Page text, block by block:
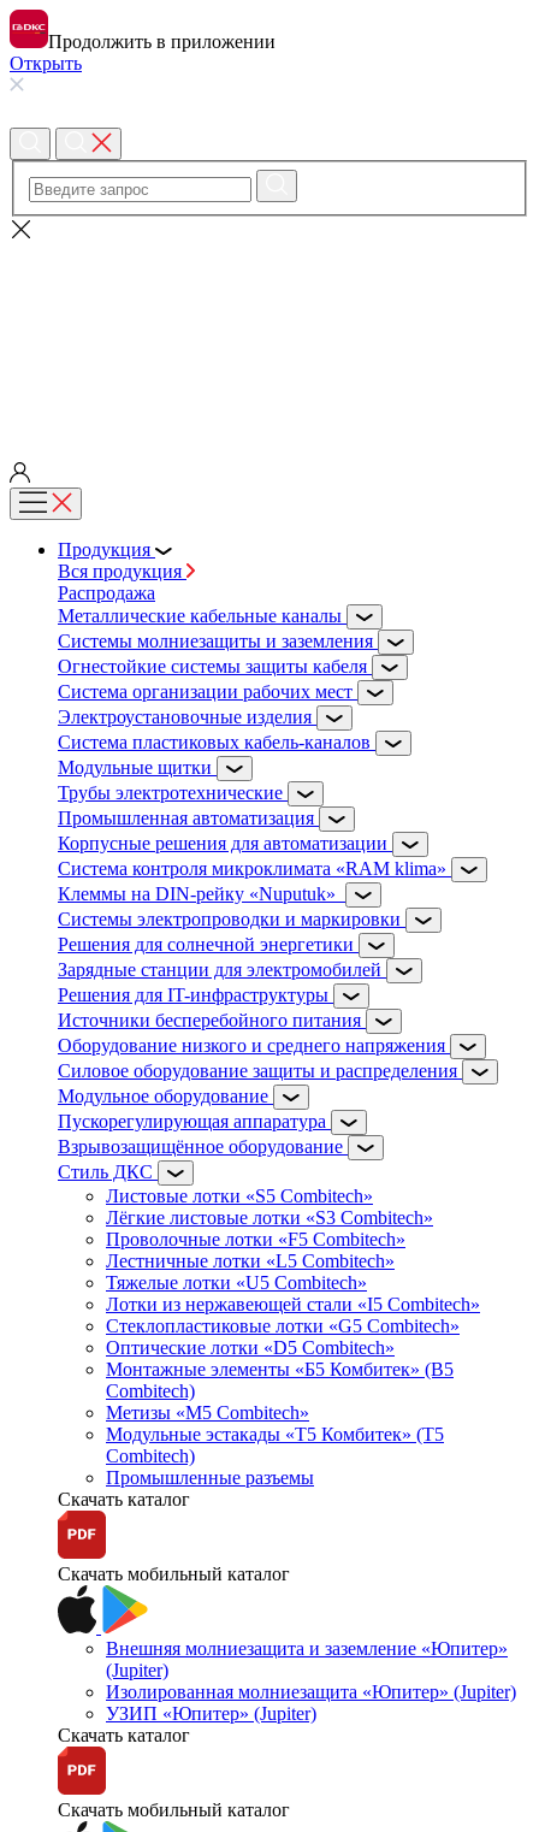
Продолжить в приложении
Открыть
Продукция
Вся продукция
Распродажа
Металлические кабельные каналы
Системы молниезащиты и заземления
Огнестойкие системы защиты кабеля
Система организации рабочих мест
Электроустановочные изделия
Система пластиковых кабель-каналов
Модульные щитки
Трубы электротехнические
Промышленная автоматизация
Корпусные решения для автоматизации
Система контроля микроклимата «RAM klima»
Клеммы на DIN-рейку «Nuputuk»
Системы электропроводки и маркировки
Решения для солнечной энергетики
Зарядные станции для электромобилей
Решения для IT-инфраструктуры
Источники бесперебойного питания
Оборудование низкого и среднего напряжения
Силовое оборудование защиты и распределения
Модульное оборудование
Пускорегулирующая аппаратура
Взрывозащищённое оборудование
Стиль ДКС
Листовые лотки «S5 Combitech»
Лёгкие листовые лотки «S3 Combitech»
Проволочные лотки «F5 Combitech»
Лестничные лотки «L5 Combitech»
Тяжелые лотки «U5 Combitech»
Лотки из нержавеющей стали «I5 Combitech»
Стеклопластиковые лотки «G5 Combitech»
Оптические лотки «D5 Combitech»
Монтажные элементы «Б5 Комбитек» (B5
Combitech)
Метизы «M5 Combitech»
Модульные эстакады «Т5 Комбитек» (T5
Combitech)
Промышленные разъемы
Скачать каталог
Скачать мобильный каталог
Внешняя молниезащита и заземление «Юпитер»
(Jupiter)
Изолированная молниезащита «Юпитер» (Jupiter)
УЗИП «Юпитер» (Jupiter)
Скачать каталог
Скачать мобильный каталог